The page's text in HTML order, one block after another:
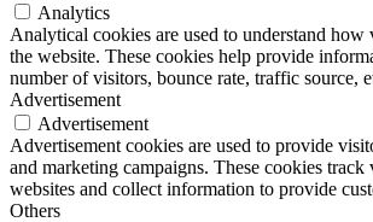
Analytics
Analytical cookies are used to understand
the website. These cookies help provide
number of visitors, bounce rate, traffic source,
Advertisement
Advertisement
Advertisement cookies are used to provide
and marketing campaigns. These cookies track
websites and collect information to provide
Others